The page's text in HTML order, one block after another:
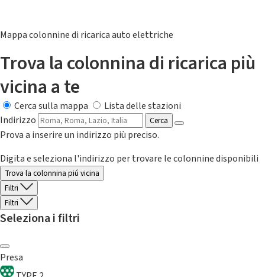
Mappa colonnine di ricarica auto elettriche
Trova la colonnina di ricarica più
vicina a te
Cerca sulla mappa
Lista delle stazioni
Indirizzo
Cerca
Prova a inserire un indirizzo più preciso.
Digita e seleziona l'indirizzo per trovare le colonnine disponibili
Trova la colonnina piú vicina
Filtri
Filtri
Seleziona i filtri
Presa